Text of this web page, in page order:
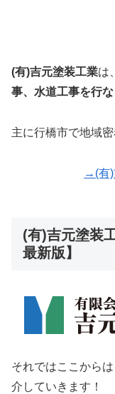
(有)吉元塗装工業は
事、水道工事を行な
主に行橋市で地域
→(有)
(有)吉元塗装
最新版】
それではここからは
介していきます！